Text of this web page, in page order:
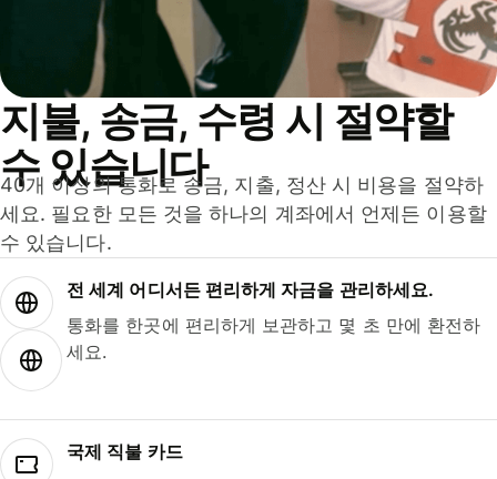
지불, 송금, 수령 시 절약할
수 있습니다
40개 이상의 통화로 송금, 지출, 정산 시 비용을 절약하
세요. 필요한 모든 것을 하나의 계좌에서 언제든 이용할
수 있습니다.
전 세계 어디서든 편리하게 자금을 관리하세요.
통화를 한곳에 편리하게 보관하고 몇 초 만에 환전하
세요.
국제 직불 카드